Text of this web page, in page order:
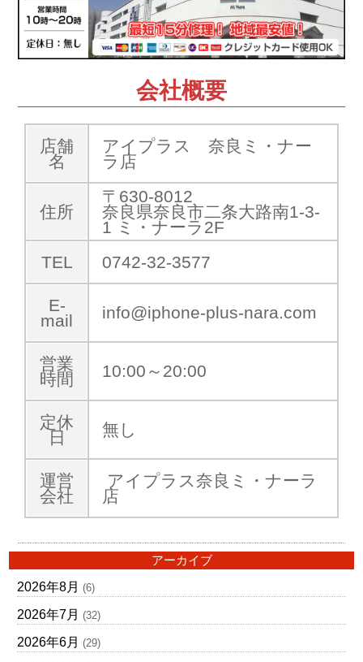
会社概要
店舗
名
アイプラス 奈良ミ・ナー
ラ店
住所
〒630-8012
奈良県奈良市二条大路南1-3-
1 ミ・ナーラ2F
TEL
0742-32-3577
E-
mail
info@iphone-plus-nara.com
営業
時間
10:00～20:00
定休
日
無し
運営
会社
アイプラス奈良ミ・ナーラ
店
アーカイブ
2026年8月 (6)
2026年7月 (32)
2026年6月 (29)